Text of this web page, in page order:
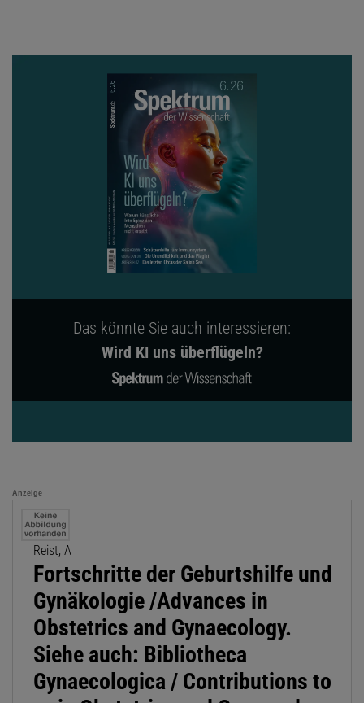
Das könnte Sie auch interessieren:
Wird KI uns überflügeln?
Anzeige
Reist, A
Fortschritte der Geburtshilfe und
Gynäkologie /Advances in
Obstetrics and Gynaecology.
Siehe auch: Bibliotheca
Gynaecologica / Contributions to